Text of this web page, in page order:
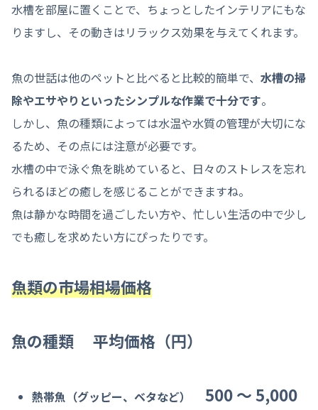
水槽を部屋に置くことで、ちょっとしたインテリアにもな
りますし、その動きはリラックス効果を与えてくれます。
魚の世話は他のペットと比べると比較的簡単で、 水槽の掃
除やエサやりといったシンプルな作業で十分です。
しかし、魚の種類によっては水温や水質の管理が大切にな
るため、その点には注意が必要です。
水槽の中で泳ぐ魚を眺めていると、日々のストレスを忘れ
られるほどの癒しを感じることができますね。
魚は静かな時間を過ごしたい方や、忙しい生活の中で少し
でも癒しを求めたい方にぴったりです。
魚類の市場相場価格
魚の種類 平均価格（円）
熱帯魚（グッピー、ベタなど）500 〜 5,000